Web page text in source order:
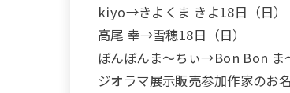
kiyo→きよくま きよ18日（日）
高尾 幸→雪穂18日（日）
ぼんぼんま～ちぃ→Bon Bon ま
ジオラマ展示販売参加作家のお